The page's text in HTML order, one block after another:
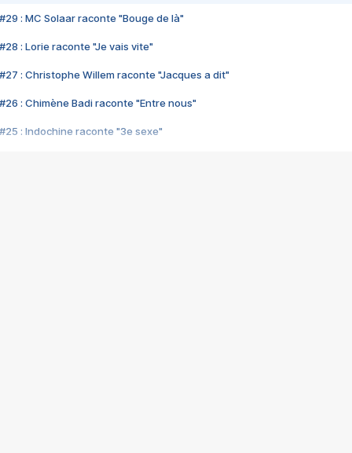
#29 : MC Solaar raconte "Bouge de là"
#28 : Lorie raconte "Je vais vite"
#27 : Christophe Willem raconte "Jacques a dit"
#26 : Chimène Badi raconte "Entre nous"
#25 : Indochine raconte "3e sexe"